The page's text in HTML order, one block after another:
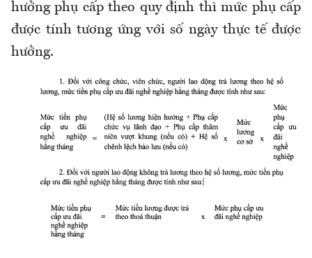
hưởng phụ cấp theo quy định thì mức phụ cấp
được tính tương ứng với số ngày thực tế được
hưởng.